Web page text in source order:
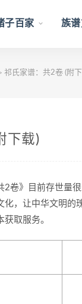
子百家 族
> 祁氏家谱：共2卷 (附
下载)
2卷》目前存世量
化，让中华文明
取服务。